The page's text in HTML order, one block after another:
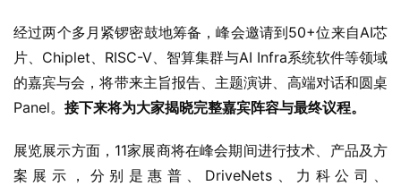
经过两个多月紧锣密鼓地筹备，峰会邀请到50+位来自AI芯
片、Chiplet、RISC-V、智算集群与AI Infra系统软件等领域
的嘉宾与会，将带来主旨报告、主题演讲、高端对话和圆桌
Panel。 接下来将为大家揭晓完整嘉宾阵容与最终议程。
展览展示方面，11家展商将在峰会期间进行技术、产品及方
案展示，分别是惠普、DriveNets、力科公司、